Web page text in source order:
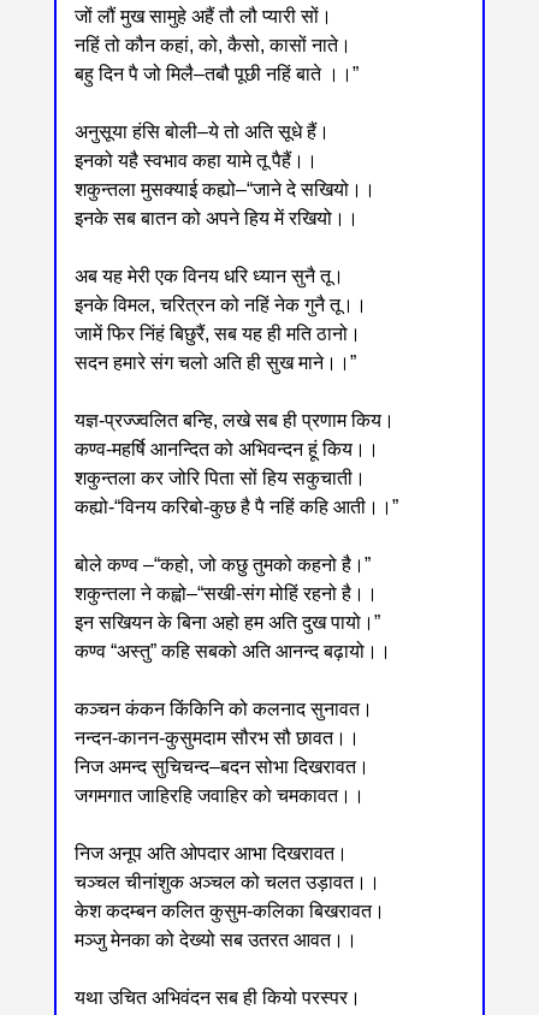
जों लौं मुख सामुहे अहैं तौ लौ प्यारी सों।
नहिं तो कौन कहां, को, कैसो, कासों नाते।
बहु दिन पै जो मिलै‒तबौ पूछी नहिं बाते ।।”
अनुसूया हंसि बोली‒ये तो अति सूधे हैं।
इनको यहै स्वभाव कहा यामे तू पैहैं।।
शकुन्तला मुसक्याई कह्यो‒“जाने दे सखियो।।
इनके सब बातन को अपने हिय में रखियो।।
अब यह मेरी एक विनय धरि ध्यान सुनै तू।
इनके विमल, चरित्रन को नहिं नेक गुनै तू।।
जामें फिर निंहं बिछुरैं, सब यह ही मति ठानो।
सदन हमारे संग चलो अति ही सुख माने।।”
यज्ञ-प्रज्ज्वलित बन्हि, लखे सब ही प्रणाम किय।
कण्व-महर्षि आनन्दित को अभिवन्दन हूं किय।।
शकुन्तला कर जोरि पिता सों हिय सकुचाती।
कह्यो-“विनय करिबो-कुछ है पै नहिं कहि आती।।”
बोले कण्व ‒“कहो, जो कछु तुमको कहनो है।”
शकुन्तला ने कह्वो‒“सखी-संग मोहिं रहनो है।।
इन सखियन के बिना अहो हम अति दुख पायो।”
कण्व “अस्तु” कहि सबको अति आनन्द बढ़ायो।।
कञ्चन कंकन किंकिनि को कलनाद सुनावत।
नन्दन-कानन-कुसुमदाम सौरभ सौ छावत।।
निज अमन्द सुचिचन्द‒बदन सोभा दिखरावत।
जगमगात जाहिरहि जवाहिर को चमकावत।।
निज अनूप अति ओपदार आभा दिखरावत।
चञ्चल चीनांशुक अञ्चल को चलत उड़ावत।।
केश कदम्बन कलित कुसुम-कलिका बिखरावत।
मञ्जु मेनका को देख्यो सब उतरत आवत।।
यथा उचित अभिवंदन सब ही कियो परस्पर।